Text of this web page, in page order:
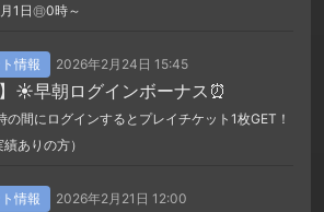
1日㊐0時～
情報 2026年2月24日 15:45
】☀️早朝ログインボーナス⏰
の間にログインするとプレイチケット1枚GET！
績ありの方）
情報 2026年2月21日 12:00